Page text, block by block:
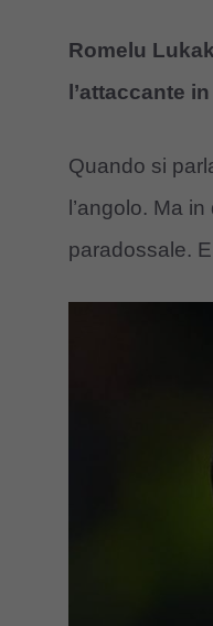
Romelu
l’attaccante
Quando si
l’angolo. Ma
paradossale.